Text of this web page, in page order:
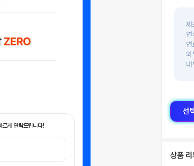
르게 연락드립니다!
제
연
연
외
내
선
상품 리